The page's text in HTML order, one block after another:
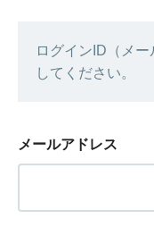
ログインID（メ
してください。
メールアドレス